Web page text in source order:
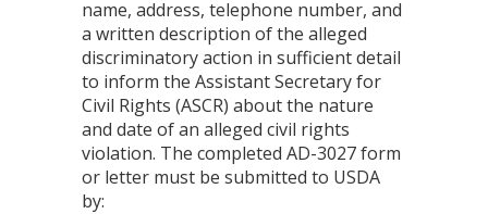
name, address, telephone number, and
a written description of the alleged
discriminatory action in sufficient detail
to inform the Assistant Secretary for
Civil Rights (ASCR) about the nature
and date of an alleged civil rights
violation. The completed AD-3027 form
or letter must be submitted to USDA
by: